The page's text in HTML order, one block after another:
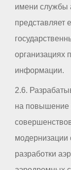
имени службы
представляет
организациях
информации.
2.6.
на повышение
модернизации
разработки